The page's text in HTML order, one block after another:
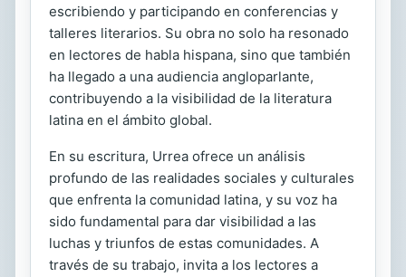
escribiendo y participando en conferencias y
talleres literarios. Su obra no solo ha resonado
en lectores de habla hispana, sino que también
ha llegado a una audiencia angloparlante,
contribuyendo a la visibilidad de la literatura
latina en el ámbito global.
En su escritura, Urrea ofrece un análisis
profundo de las realidades sociales y culturales
que enfrenta la comunidad latina, y su voz ha
sido fundamental para dar visibilidad a las
luchas y triunfos de estas comunidades. A
través de su trabajo, invita a los lectores a